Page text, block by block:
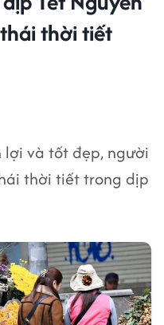
thời tiết
và tốt đẹp, người
thời tiết trong dịp